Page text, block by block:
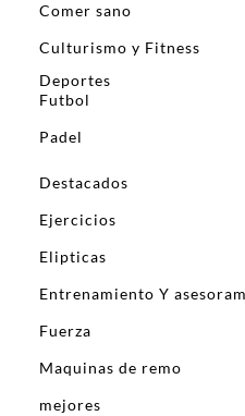
Comer sano
Culturismo y Fitness
Deportes
Futbol
Padel
Destacados
Ejercicios
Elipticas
Entrenamiento Y
Fuerza
Maquinas de remo
mejores